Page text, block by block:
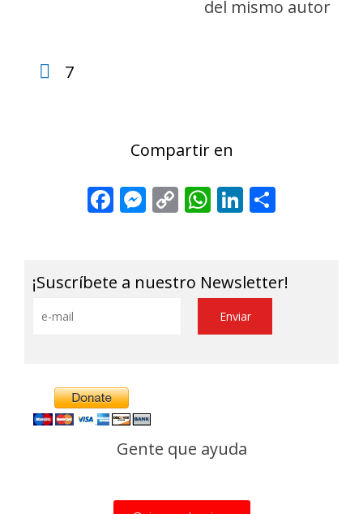
del mismo autor
7
Compartir en
Facebook
Messenger
CopyWhatsApp
LinkedIn
¡Suscríbete a nuestro Newsletter!
Gente que ayuda